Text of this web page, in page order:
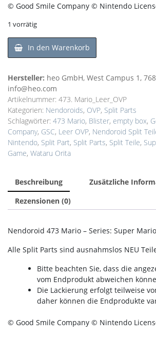
© Good Smile Company © Nintendo
1 vorrätig
In den Warenkorb
Hersteller: heo GmbH, West Campus 1,
info@heo.com
Artikelnummer: 473. Mario_Leer_OVP
Kategorien: Nendoroids, OVP, Split Parts
Schlagwörter: 473 Mario, Blister, empty box,
Company, GSC, Leer OVP, Nendoroid Split
Nintendo, Split Part, Split Parts, Split Teile,
Game, Wataru Orita
Beschreibung
Zusätzliche
Rezensionen (0)
Nendoroid 473 Mario – Series: Super
Alle Split Parts sind ausnahmslos NEU
Bitte beachten Sie, dass die
vom Endprodukt abweichen
Die Lackierung erfolgt teilweise
daher können die Endprodukte
© Good Smile Company © Nintendo